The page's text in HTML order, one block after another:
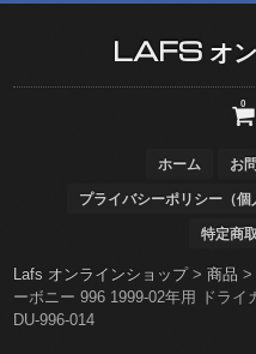
LAFS オン
0
ホーム お
プライバシーポリシー（個
特定商
Lafs オンラインショップ>商品
ーボニー 996 1999-02年用 ドラ
DU-996-014